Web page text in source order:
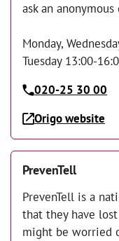
ask an
Monday,
Tuesday 13:00-
020-25 30 00
Origo website
PrevenTell
PrevenTell is a
that they have
might be worried